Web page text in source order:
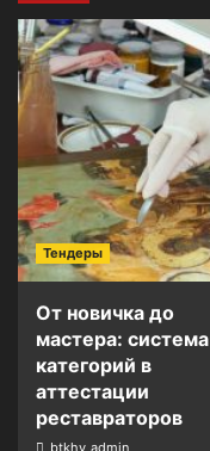
Тендеры
От новичка до
мастера: система
категорий в
аттестации
реставраторов
btkhv_admin